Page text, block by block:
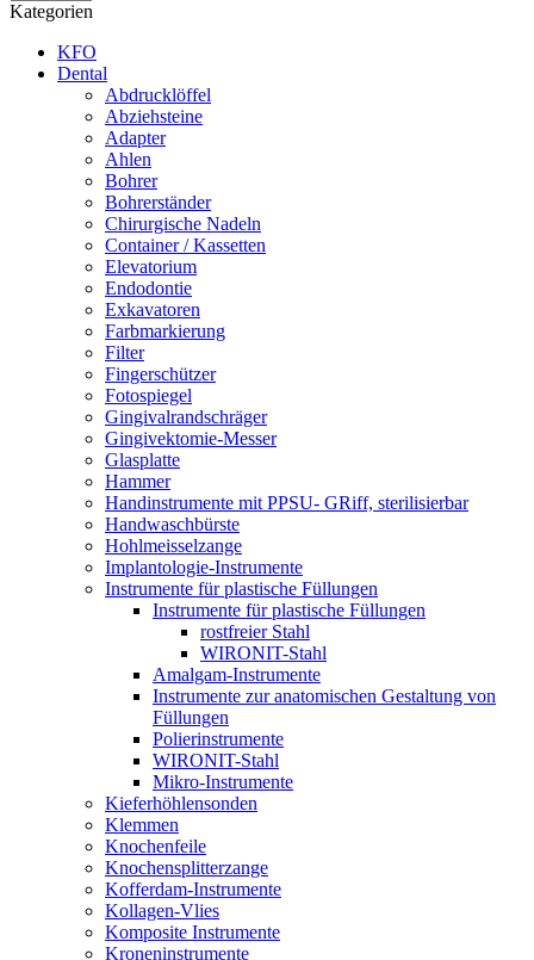
Kategorien
KFO
Dental
Abdrucklöffel
Abziehsteine
Adapter
Ahlen
Bohrer
Bohrerständer
Chirurgische Nadeln
Container / Kassetten
Elevatorium
Endodontie
Exkavatoren
Farbmarkierung
Filter
Fingerschützer
Fotospiegel
Gingivalrandschräger
Gingivektomie-Messer
Glasplatte
Hammer
Handinstrumente mit PPSU- GRiff, sterilisierbar
Handwaschbürste
Hohlmeisselzange
Implantologie-Instrumente
Instrumente für plastische Füllungen
Instrumente für plastische Füllungen
rostfreier Stahl
WIRONIT-Stahl
Amalgam-Instrumente
Instrumente zur anatomischen Gestaltung von
Füllungen
Polierinstrumente
WIRONIT-Stahl
Mikro-Instrumente
Kieferhöhlensonden
Klemmen
Knochenfeile
Knochensplitterzange
Kofferdam-Instrumente
Kollagen-Vlies
Komposite Instrumente
Kroneninstrumente